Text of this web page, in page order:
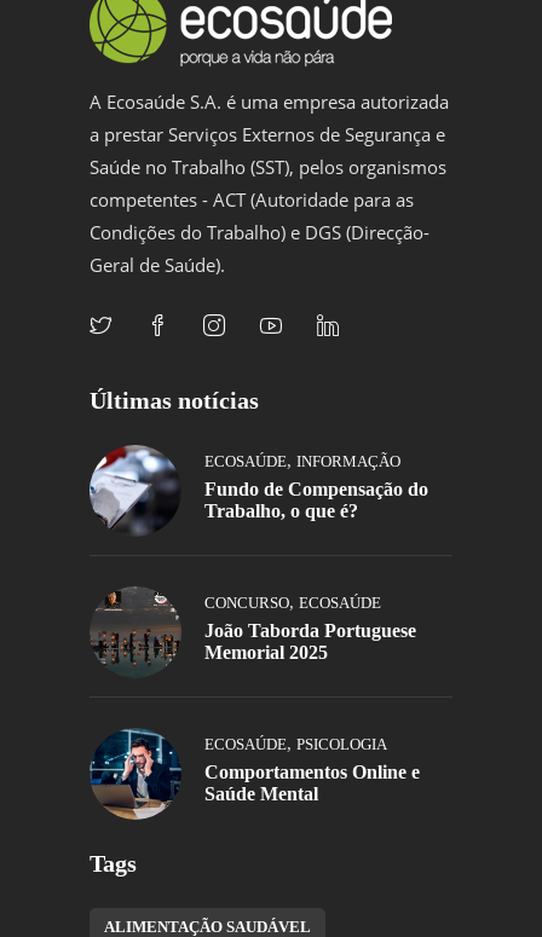
A Ecosaúde S.A. é uma empresa autorizada
a prestar Serviços Externos de Segurança e
Saúde no Trabalho (SST), pelos organismos
competentes - ACT (Autoridade para as
Condições do Trabalho) e DGS (Direcção-
Geral de Saúde).
Últimas notícias
ECOSAÚDE, INFORMAÇÃO
Fundo de Compensação do
Trabalho, o que é?
CONCURSO, ECOSAÚDE
João Taborda Portuguese
Memorial 2025
ECOSAÚDE, PSICOLOGIA
Comportamentos Online e
Saúde Mental
Tags
ALIMENTAÇÃO SAUDÁVEL